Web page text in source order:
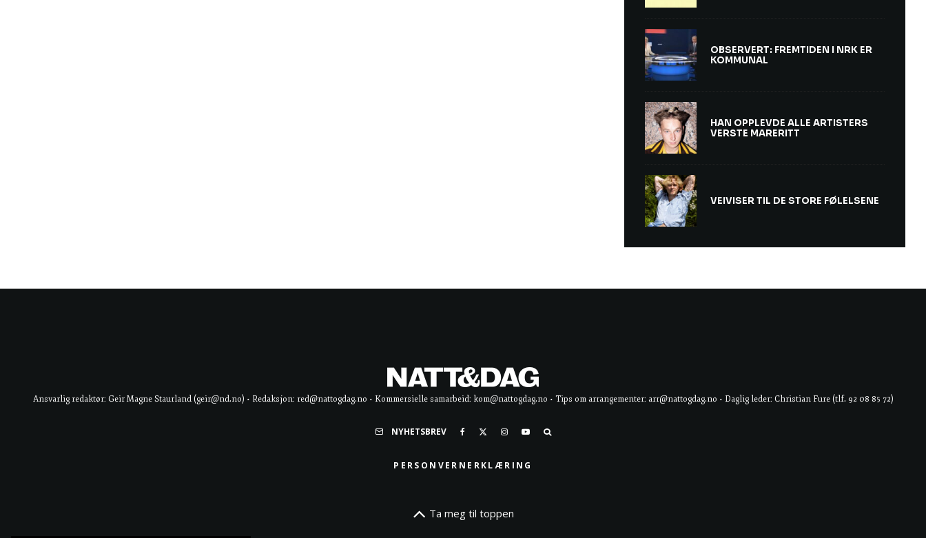
OBSERVERT: FREMTIDEN I NRK ER
KOMMUNAL
HAN OPPLEVDE ALLE ARTISTERS
VERSTE MARERITT
VEIVISER TIL DE STORE FØLELSENE
Ansvarlig redaktør: Geir Magne Staurland (geir@nd.no) • Redaksjon: red@nattogdag.no • Kommersielle samarbeid: kom@nattogdag.no • Tips om arrangementer: arr@nattogdag.no • Daglig leder: Christian Fure (tlf. 92 08 85 72)
NYHETSBREV
PERSONVERNERKLÆRING
Ta meg til toppen